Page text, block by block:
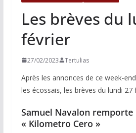
Les brèves du
février
27/02/2023 Tertulias
Après les annonces de ce week-
les écossais, les brèves du lundi 27
Samuel Navalon remporte
« Kilometro Cero »